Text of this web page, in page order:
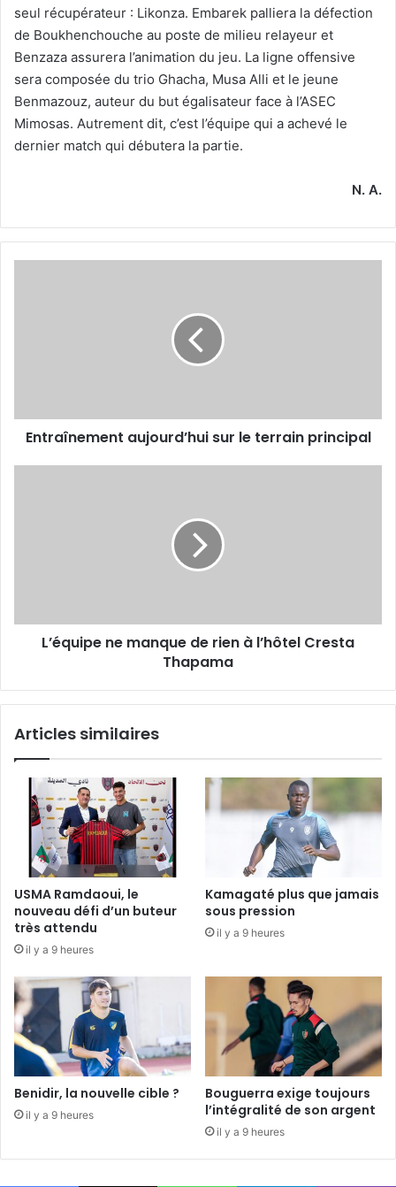
seul récupérateur : Likonza. Embarek palliera la défection
de Boukhenchouche au poste de milieu relayeur et
Benzaza assurera l’animation du jeu. La ligne offensive
sera composée du trio Ghacha, Musa Alli et le jeune
Benmazouz, auteur du but égalisateur face à l’ASEC
Mimosas. Autrement dit, c’est l’équipe qui a achevé le
dernier match qui débutera la partie.
N. A.
Entraînement aujourd’hui sur le terrain principal
Thapama
L’équipe ne manque de rien à l’hôtel Cresta
Thapama
Articles similaires
USMA Ramdaoui, le
nouveau défi d’un buteur
très attendu
il y a 9 heures
Kamagaté plus que jamais
sous pression
il y a 9 heures
Benidir, la nouvelle cible ?
il y a 9 heures
Bouguerra exige toujours
l’intégralité de son argent
il y a 9 heures